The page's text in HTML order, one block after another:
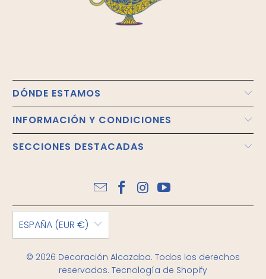
DÓNDE ESTAMOS
INFORMACIÓN Y CONDICIONES
SECCIONES DESTACADAS
ESPAÑA (EUR €)
© 2026 Decoración Alcazaba. Todos los derechos
reservados. Tecnología de Shopify